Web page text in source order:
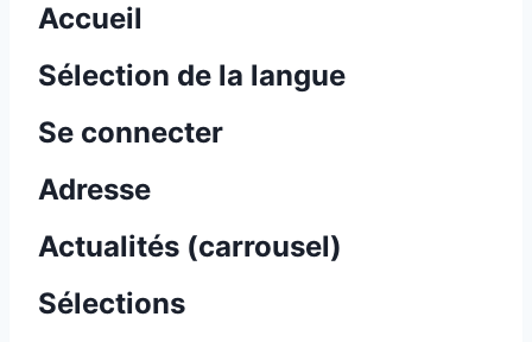
Accueil
Sélection de la langue
Se connecter
Adresse
Actualités (carrousel)
Sélections